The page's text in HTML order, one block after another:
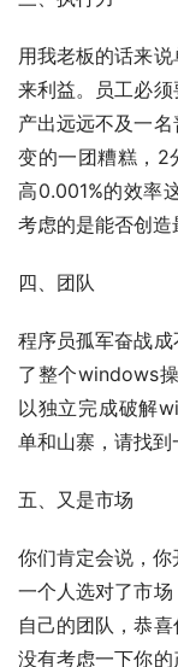
用我老板的话来
来利益。员工必
产出远远不及一
变的一团糟糕，2
高0.001%的效率
考虑的是能否创
四、团队
程序员孤军奋战
了整个windows
以独立完成破解
单和山寨，请找到
五、又是市场
你们肯定会说，你
一个人选对了市
自己的团队，恭
没有考虑一下你的